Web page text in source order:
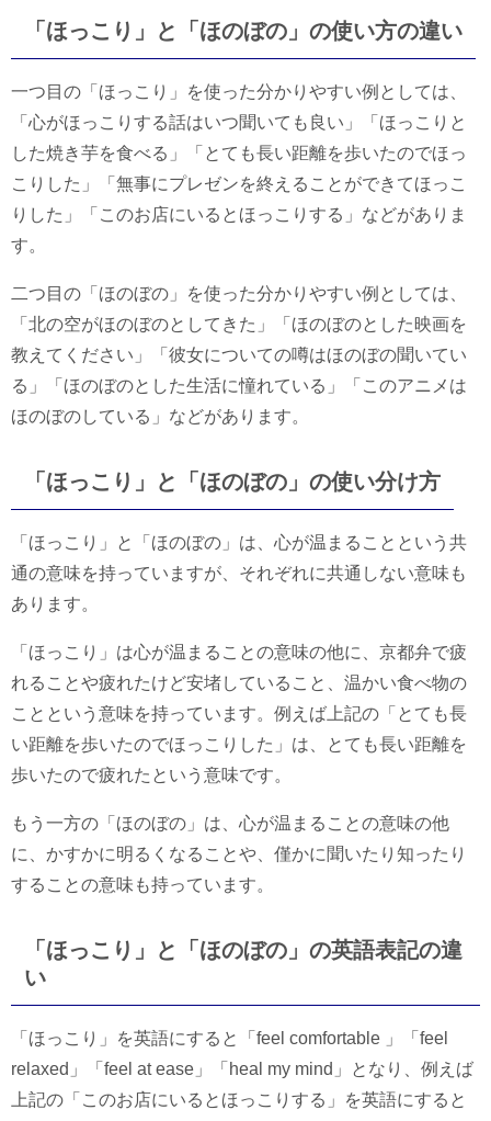
「ほっこり」と「ほのぼの」の使い方の違い
一つ目の「ほっこり」を使った分かりやすい例としては、
「心がほっこりする話はいつ聞いても良い」「ほっこりと
した焼き芋を食べる」「とても長い距離を歩いたのでほっ
こりした」「無事にプレゼンを終えることができてほっこ
りした」「このお店にいるとほっこりする」などがありま
す。
二つ目の「ほのぼの」を使った分かりやすい例としては、
「北の空がほのぼのとしてきた」「ほのぼのとした映画を
教えてください」「彼女についての噂はほのぼの聞いてい
る」「ほのぼのとした生活に憧れている」「このアニメは
ほのぼのしている」などがあります。
「ほっこり」と「ほのぼの」の使い分け方
「ほっこり」と「ほのぼの」は、心が温まることという共
通の意味を持っていますが、それぞれに共通しない意味も
あります。
「ほっこり」は心が温まることの意味の他に、京都弁で疲
れることや疲れたけど安堵していること、温かい食べ物の
ことという意味を持っています。例えば上記の「とても長
い距離を歩いたのでほっこりした」は、とても長い距離を
歩いたので疲れたという意味です。
もう一方の「ほのぼの」は、心が温まることの意味の他
に、かすかに明るくなることや、僅かに聞いたり知ったり
することの意味も持っています。
「ほっこり」と「ほのぼの」の英語表記の違
い
「ほっこり」を英語にすると「feel comfortable 」「feel
relaxed」「feel at ease」「heal my mind」となり、例えば
上記の「このお店にいるとほっこりする」を英語にすると